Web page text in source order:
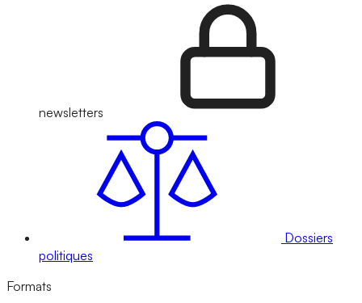
newsletters
Dossiers
politiques
Formats